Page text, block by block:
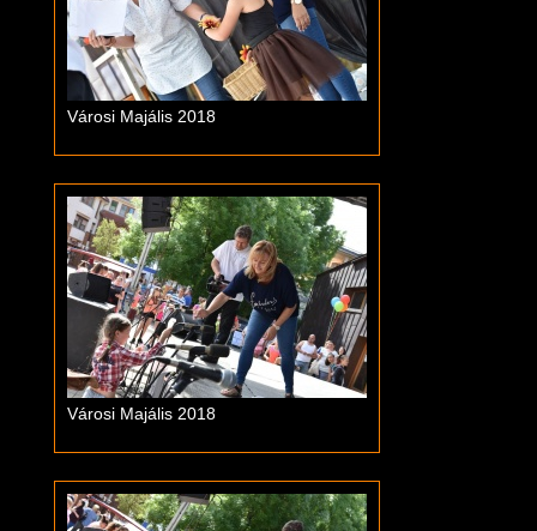
Városi Majális 2018
Városi Majális 2018